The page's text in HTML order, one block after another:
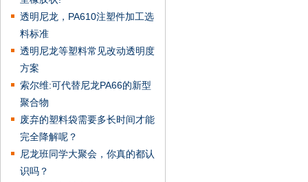
透明尼龙，PA610注塑件加工选
料标准
透明尼龙等塑料常见改动透明度
方案
索尔维:可代替尼龙PA66的新型
聚合物
废弃的塑料袋需要多长时间才能
完全降解呢？
尼龙班同学大聚会，你真的都认
识吗？